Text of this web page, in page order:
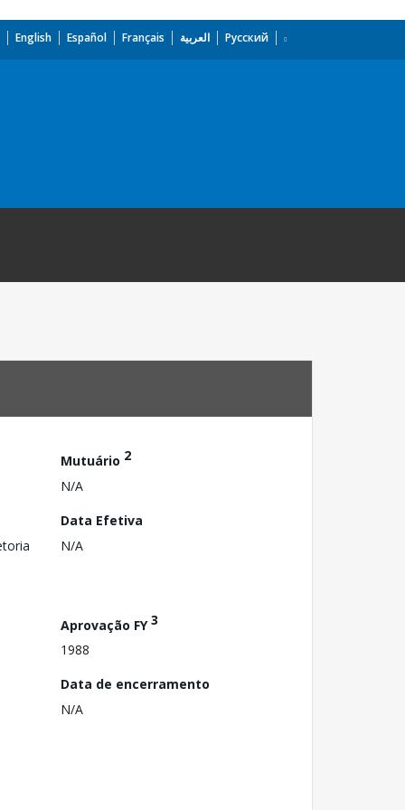
English Español Français العربية Русский
Mutuário 2
N/A
Data Efetiva
N/A
Aprovação FY3
1988
Data de encerramento
N/A